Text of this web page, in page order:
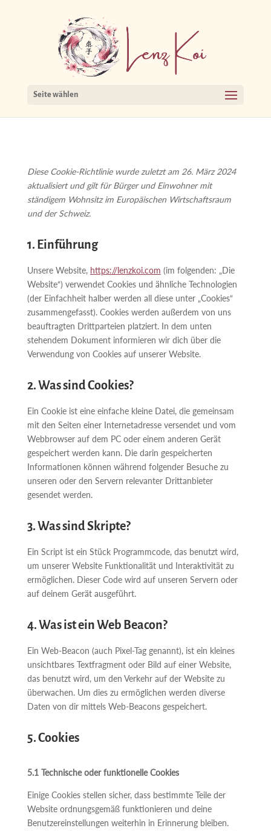
Seite wählen
Diese Cookie-Richtlinie wurde zuletzt am 26. März 2024
aktualisiert und gilt für Bürger und Einwohner mit
ständigem Wohnsitz im Europäischen Wirtschaftsraum
und der Schweiz.
1. Einführung
Unsere Website, https://lenzkoi.com (im folgenden: „Die
Website“) verwendet Cookies und ähnliche Technologien
(der Einfachheit halber werden all diese unter „Cookies“
zusammengefasst). Cookies werden außerdem von uns
beauftragten Drittparteien platziert. In dem unten
stehendem Dokument informieren wir dich über die
Verwendung von Cookies auf unserer Website.
2. Was sind Cookies?
Ein Cookie ist eine einfache kleine Datei, die gemeinsam
mit den Seiten einer Internetadresse versendet und vom
Webbrowser auf dem PC oder einem anderen Gerät
gespeichert werden kann. Die darin gespeicherten
Informationen können während folgender Besuche zu
unseren oder den Servern relevanter Drittanbieter
gesendet werden.
3. Was sind Skripte?
Ein Script ist ein Stück Programmcode, das benutzt wird,
um unserer Website Funktionalität und Interaktivität zu
ermöglichen. Dieser Code wird auf unseren Servern oder
auf deinem Gerät ausgeführt.
4. Was ist ein Web Beacon?
Ein Web-Beacon (auch Pixel-Tag genannt), ist ein kleines
unsichtbares Textfragment oder Bild auf einer Website,
das benutzt wird, um den Verkehr auf der Website zu
überwachen. Um dies zu ermöglichen werden diverse
Daten von dir mittels Web-Beacons gespeichert.
5. Cookies
5.1 Technische oder funktionelle Cookies
Einige Cookies stellen sicher, dass bestimmte Teile der
Website ordnungsgemäß funktionieren und deine
Benutzereinstellungen weiterhin in Erinnerung bleiben.